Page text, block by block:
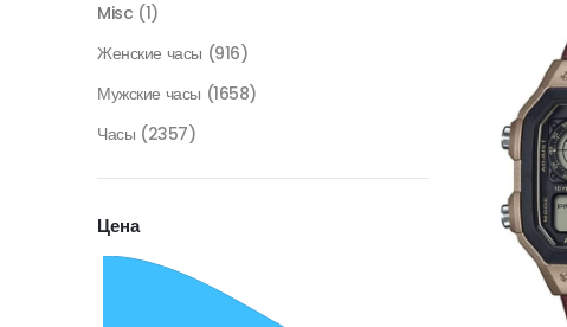
Misc (1)
Женские часы (916)
Мужские часы (1658)
Часы (2357)
Цена